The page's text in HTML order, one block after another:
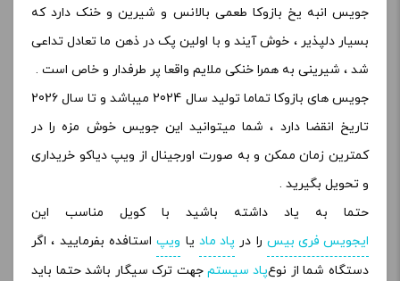
جویس انبه یخ بازوکا طعمی بالانس و شیرین و خنک دارد که
بسیار دلپذیر ، خوش آیند و با اولین پک در ذهن ما تعادل تداعی
شد ، شیرینی به همرا خنکی ملایم واقعا پر طرفدار و خاص است .
جویس های بازوکا تماما تولید سال 2024 میباشد و تا سال 2026
تاریخ انقضا دارد ، شما میتوانید این جویس خوش مزه را در
کمترین زمان ممکن و به صورت اورجینال از ویپ دیاکو خریداری
و تحویل بگیرید .
حتما به یاد داشته باشید با کویل مناسب این
ایجویس فری بیسرا در پاد مادیا ویپاستافده بفرمایید ، اگر
دستگاه شما از نوعپاد سیستمجهت ترک سیگار باشد حتما باید